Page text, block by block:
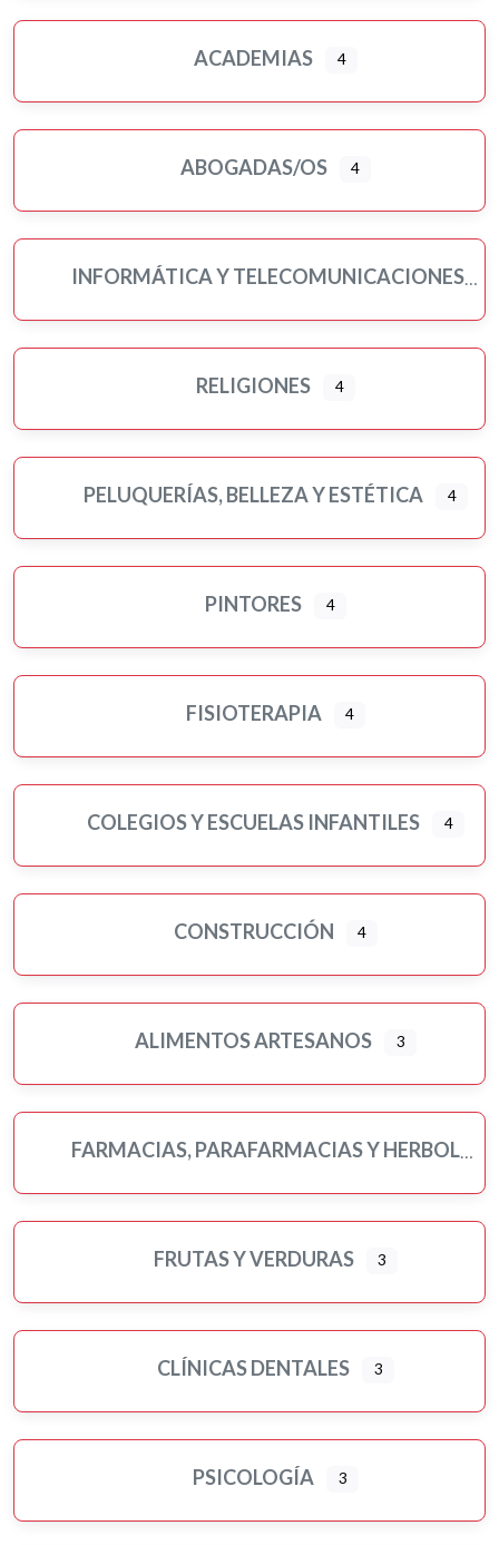
ACADEMIAS 4
ABOGADAS/OS 4
INFORMÁTICA Y TELECOMUNICACIONES
RELIGIONES 4
PELUQUERÍAS, BELLEZA Y ESTÉTICA 4
PINTORES 4
FISIOTERAPIA 4
COLEGIOS Y ESCUELAS INFANTILES 4
CONSTRUCCIÓN 4
ALIMENTOS ARTESANOS 3
FARMACIAS, PARAFARMACIAS Y HERBOLARIOS
FRUTAS Y VERDURAS 3
CLÍNICAS DENTALES 3
PSICOLOGÍA 3